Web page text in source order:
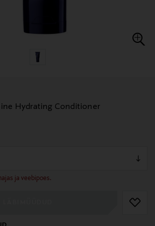
Hydrating Conditioner
ja veebipoes.